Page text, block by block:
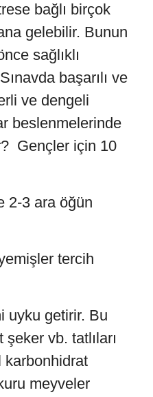
bağlı birçok
gelebilir. Bunun
sağlıklı
başarılı ve
ve dengeli
beslenmelerinde
Gençler için 10
2-3 ara öğün
tercih
uyku getirir. Bu
vb. tatlıları
karbonhidrat
meyveler